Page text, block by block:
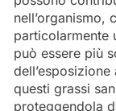
nell’organismo,
particolarmente
può essere più
questi grassi
proteggendola